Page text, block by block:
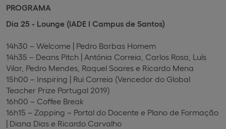
PROGRAMA
Dia 25 - Lounge (IADE I Campus de Santos)
14h30 – Welcome | Pedro Barbas Homem
14h35 – Deans Pitch | Antónia Correia, Carlos Rosa, Luís
Vilar, Pedro Mendes, Raquel Soares e Ricardo Mena
15h00 – Inspiring | Rui Correia (Vencedor do Global
Teacher Prize Portugal 2019)
16h00 – Coffee Break
16h15 – Zapping – Portal do Docente e Plano de Formação
| Diana Dias e Ricardo Carvalho